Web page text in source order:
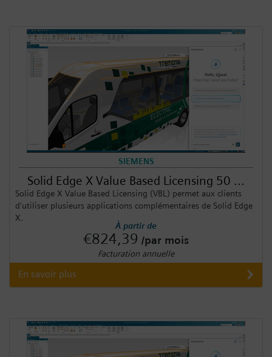
SIEMENS
Solid Edge X Value Based Licensing 50 ...
Solid Edge X Value Based Licensing (VBL) permet aux clients
d'utiliser plusieurs applications complémentaires de Solid Edge
X.
À partir de
€824,39 /par mois
Facturation annuelle
En savoir plus